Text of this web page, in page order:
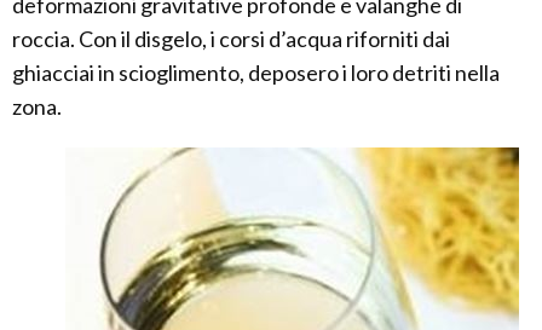
roccia. Con il disgelo, i corsi d’acqua riforniti dai
ghiacciai in scioglimento, deposero i loro detriti nella
zona.